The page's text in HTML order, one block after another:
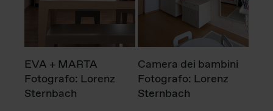
EVA + MARTA
Fotografo: Lorenz
Sternbach
Camera dei bambini
Fotografo: Lorenz
Sternbach